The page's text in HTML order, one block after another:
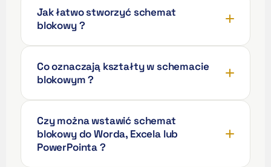
Jak łatwo stworzyć schemat
blokowy ?
Co oznaczają kształty w schemacie
blokowym ?
Czy można wstawić schemat
blokowy do Worda, Excela lub
PowerPointa ?
Nederlands (België)
العربية (السعودية)
Français du Canada